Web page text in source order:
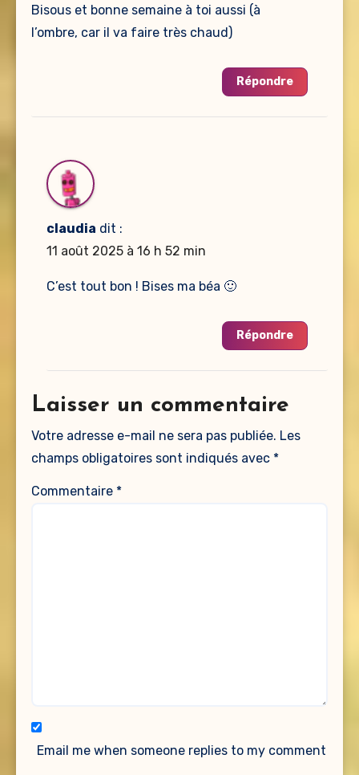
Bisous et bonne semaine à toi aussi (à
l’ombre, car il va faire très chaud)
Répondre
claudia dit :
11 août 2025 à 16 h 52 min
C’est tout bon ! Bises ma béa 🙂
Répondre
Laisser un commentaire
Votre adresse e-mail ne sera pas publiée. Les
champs obligatoires sont indiqués avec *
Commentaire *
Email me when someone replies to my comment